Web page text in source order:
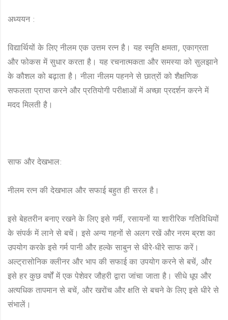
अध्ययन :
विद्यार्थियों के लिए नीलम एक उत्तम रत्न है। यह स्मृति क्षमता, एकाग्रता
और फोकस में सुधार करता है। यह रचनात्मकता और समस्या को सुलझाने
के कौशल को बढ़ाता है। नीला नीलम पहनने से छात्रों को शैक्षणिक
सफलता प्राप्त करने और प्रतियोगी परीक्षाओं में अच्छा प्रदर्शन करने में
मदद मिलती है।
साफ और देखभाल:
नीलम रत्न की देखभाल और सफाई बहुत ही सरल है।
इसे बेहतरीन बनाए रखने के लिए इसे गर्मी, रसायनों या शारीरिक गतिविधियों
के संपर्क में लाने से बचें। इसे अन्य गहनों से अलग रखें और नरम ब्रश का
उपयोग करके इसे गर्म पानी और हल्के साबुन से धीरे-धीरे साफ करें।
अल्ट्रासोनिक क्लीनर और भाप की सफाई का उपयोग करने से बचें, और
इसे हर कुछ वर्षों में एक पेशेवर जौहरी द्वारा जांचा जाता है। सीधे धूप और
अत्यधिक तापमान से बचें, और खरोंच और क्षति से बचने के लिए इसे धीरे से
संभालें।